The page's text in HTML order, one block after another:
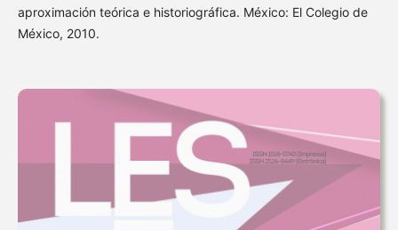
aproximación teórica e historiográfica. México: El Colegio de
México, 2010.